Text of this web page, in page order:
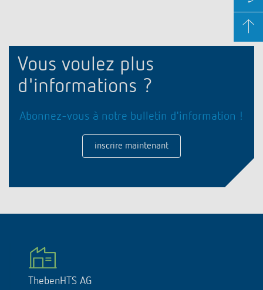
Vous voulez plus
d'informations ?
Abonnez-vous à notre bulletin d'information !
inscrire maintenant
ThebenHTS AG